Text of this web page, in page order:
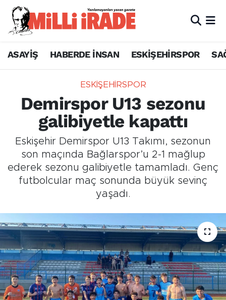
ASAYİŞ HABERDE İNSAN ESKİŞEHİRSPOR
ESKİŞEHİRSPOR
Demirspor U13 sezonu
galibiyetle kapattı
Eskişehir Demirspor U13 Takımı, sezonun
son maçında Bağlarspor’u 2-1 mağlup
ederek sezonu galibiyetle tamamladı. Genç
futbolcular maç sonunda büyük sevinç
yaşadı.